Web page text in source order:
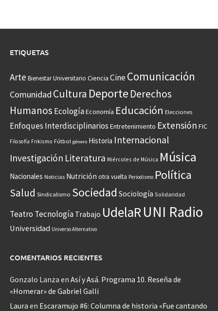
ETIQUETAS
Arte Bienestar Universitario Ciencia CineComunicación
Comunidad Cultura Deporte Derechos
Humanos EcologíaEconomía Educación Elecciones
Enfoques Interdisciplinarios Entretenimiento Extensión FIC
Filosofía Frikismo Fútbol género Historia Internacional
Investigación Literatura Miércoles de Música Música
Nacionales Noticias Nutrición otra vuelta Periodismo Política
Salud Sindicalismo Sociedad Sociología Solidaridad
Teatro Tecnología Trabajo UdelaR UNI Radio
Universidad Universo Alternativo
COMENTARIOS RECIENTES
Gonzalo Lanza en Así y Asá. Programa 10. Reseña de
«Homerar» de Gabriel Galli
Laura en Escaramujo #6: Columna de historia «Fue cantando